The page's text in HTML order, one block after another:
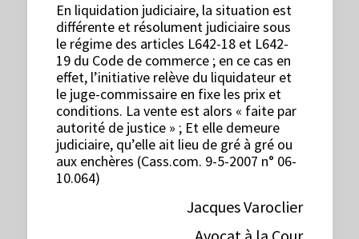
En liquidation judiciaire, la situation est
différente et résolument judiciaire sous
le régime des articles L642-18 et L642-
19 du Code de commerce ; en ce cas en
effet, l’initiative relève du liquidateur et
le juge-commissaire en fixe les prix et
conditions. La vente est alors « faite par
autorité de justice » ; Et elle demeure
judiciaire, qu’elle ait lieu de gré à gré ou
aux enchères (Cass.com. 9-5-2007 n° 06-
10.064)
Jacques Varoclier